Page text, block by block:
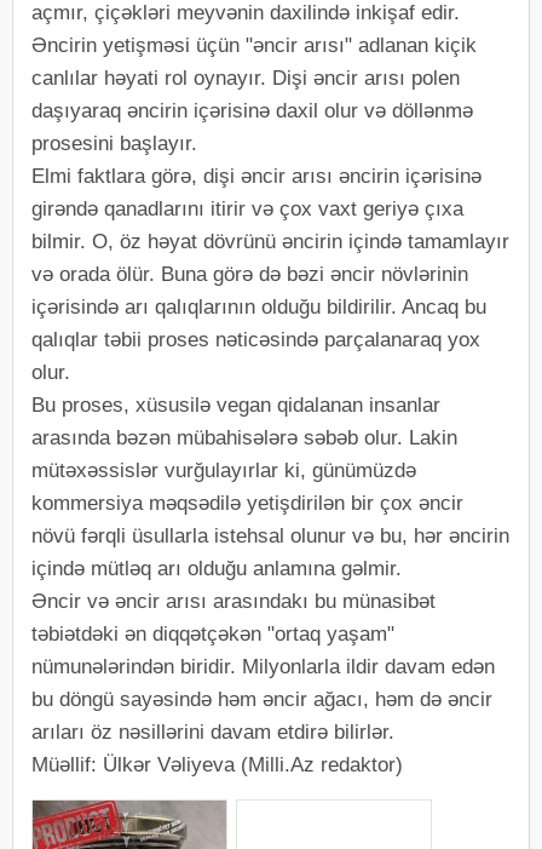
açmır, çiçəkləri meyvənin daxilində inkişaf edir.
Əncirin yetişməsi üçün "əncir arısı" adlanan kiçik
canlılar həyati rol oynayır. Dişi əncir arısı polen
daşıyaraq əncirin içərisinə daxil olur və döllənmə
prosesini başlayır.
Elmi faktlara görə, dişi əncir arısı əncirin içərisinə
girəndə qanadlarını itirir və çox vaxt geriyə çıxa
bilmir. O, öz həyat dövrünü əncirin içində tamamlayır
və orada ölür. Buna görə də bəzi əncir növlərinin
içərisində arı qalıqlarının olduğu bildirilir. Ancaq bu
qalıqlar təbii proses nəticəsində parçalanaraq yox
olur.
Bu proses, xüsusilə vegan qidalanan insanlar
arasında bəzən mübahisələrə səbəb olur. Lakin
mütəxəssislər vurğulayırlar ki, günümüzdə
kommersiya məqsədilə yetişdirilən bir çox əncir
növü fərqli üsullarla istehsal olunur və bu, hər əncirin
içində mütləq arı olduğu anlamına gəlmir.
Əncir və əncir arısı arasındakı bu münasibət
təbiətdəki ən diqqətçəkən "ortaq yaşam"
nümunələrindən biridir. Milyonlarla ildir davam edən
bu döngü sayəsində həm əncir ağacı, həm də əncir
arıları öz nəsillərini davam etdirə bilirlər.
Müəllif: Ülkər Vəliyeva (Milli.Az redaktor)